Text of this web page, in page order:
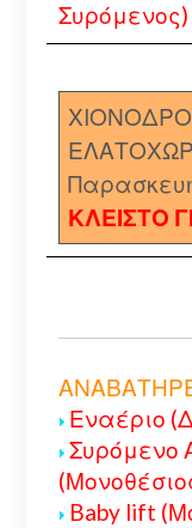
Συρόμενος)
ΚΛΕΙΣΤΟ
Εναέριο
Συρόμενο
Baby lift